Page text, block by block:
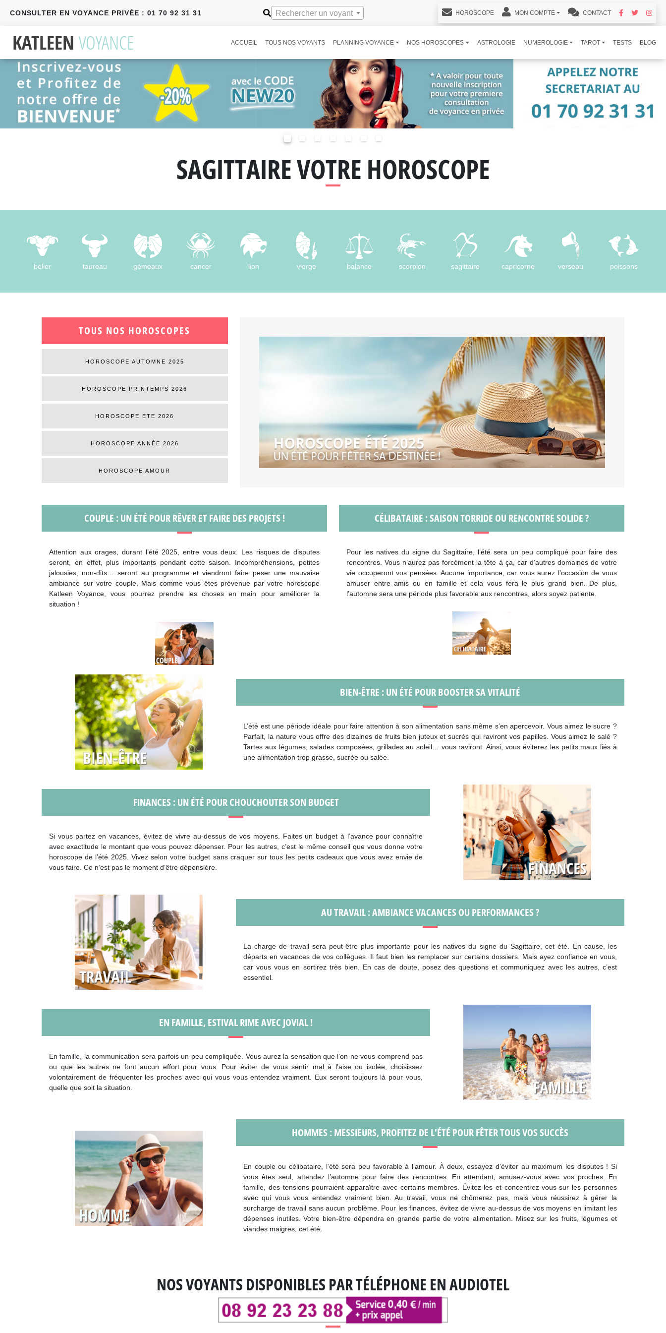
CONSULTER EN VOYANCE PRIVÉE : 01 70 92 31 31 Rechercher un voyant HOROSCOPE MON COMPTE CONTACT
ACCUEIL TOUS NOS VOYANTS PLANNING VOYANCE NOS HOROSCOPES ASTROLOGIE NUMEROLOGIE TAROT TESTS BLOG
SAGITTAIRE VOTRE HOROSCOPE
bélier taureau gémeaux cancer lion vierge balance scorpion sagittaire capricorne verseau poissons
TOUS NOS HOROSCOPES
HOROSCOPE AUTOMNE 2025
HOROSCOPE PRINTEMPS 2026
HOROSCOPE ETE 2026
HOROSCOPE ANNÉE 2026
HOROSCOPE AMOUR
COUPLE : UN ÉTÉ POUR RÊVER ET FAIRE DES PROJETS !
Attention aux orages, durant l’été 2025, entre vous deux. Les risques de disputes
seront, en effet, plus importants pendant cette saison. Incompréhensions, petites
jalousies, non-dits… seront au programme et viendront faire peser une mauvaise
ambiance sur votre couple. Mais comme vous êtes prévenue par votre horoscope
Katleen Voyance, vous pourrez prendre les choses en main pour améliorer la
situation !
CÉLIBATAIRE : SAISON TORRIDE OU RENCONTRE SOLIDE ?
Pour les natives du signe du Sagittaire, l’été sera un peu compliqué pour faire des
rencontres. Vous n’aurez pas forcément la tête à ça, car d’autres domaines de votre
vie occuperont vos pensées. Aucune importance, car vous aurez l’occasion de vous
amuser entre amis ou en famille et cela vous fera le plus grand bien. De plus,
l’automne sera une période plus favorable aux rencontres, alors soyez patiente.
BIEN-ÊTRE : UN ÉTÉ POUR BOOSTER SA VITALITÉ
L’été est une période idéale pour faire attention à son alimentation sans même s’en apercevoir. Vous aimez le sucre ?
Parfait, la nature vous offre des dizaines de fruits bien juteux et sucrés qui raviront vos papilles. Vous aimez le salé ?
Tartes aux légumes, salades composées, grillades au soleil… vous raviront. Ainsi, vous éviterez les petits maux liés à
une alimentation trop grasse, sucrée ou salée.
FINANCES : UN ÉTÉ POUR CHOUCHOUTER SON BUDGET
Si vous partez en vacances, évitez de vivre au-dessus de vos moyens. Faites un budget à l’avance pour connaître
avec exactitude le montant que vous pouvez dépenser. Pour les autres, c’est le même conseil que vous donne votre
horoscope de l’été 2025. Vivez selon votre budget sans craquer sur tous les petits cadeaux que vous avez envie de
vous faire. Ce n’est pas le moment d’être dépensière.
AU TRAVAIL : AMBIANCE VACANCES OU PERFORMANCES ?
La charge de travail sera peut-être plus importante pour les natives du signe du Sagittaire, cet été. En cause, les
départs en vacances de vos collègues. Il faut bien les remplacer sur certains dossiers. Mais ayez confiance en vous,
car vous vous en sortirez très bien. En cas de doute, posez des questions et communiquez avec les autres, c’est
essentiel.
EN FAMILLE, ESTIVAL RIME AVEC JOVIAL !
En famille, la communication sera parfois un peu compliquée. Vous aurez la sensation que l’on ne vous comprend pas
ou que les autres ne font aucun effort pour vous. Pour éviter de vous sentir mal à l’aise ou isolée, choisissez
volontairement de fréquenter les proches avec qui vous vous entendez vraiment. Eux seront toujours là pour vous,
quelle que soit la situation.
HOMMES : MESSIEURS, PROFITEZ DE L'ÉTÉ POUR FÊTER TOUS VOS SUCCÈS
En couple ou célibataire, l’été sera peu favorable à l’amour. À deux, essayez d’éviter au maximum les disputes ! Si
vous êtes seul, attendez l’automne pour faire des rencontres. En attendant, amusez-vous avec vos proches. En
famille, des tensions pourraient apparaître avec certains membres. Évitez-les et concentrez-vous sur les personnes
avec qui vous vous entendez vraiment bien. Au travail, vous ne chômerez pas, mais vous réussirez à gérer la
surcharge de travail sans aucun problème. Pour les finances, évitez de vivre au-dessus de vos moyens en limitant les
dépenses inutiles. Votre bien-être dépendra en grande partie de votre alimentation. Misez sur les fruits, légumes et
viandes maigres, cet été.
NOS VOYANTS DISPONIBLES PAR TÉLÉPHONE EN AUDIOTEL